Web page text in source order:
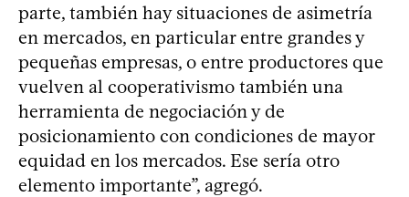
parte, también hay situaciones de asimetría
en mercados, en particular entre grandes y
pequeñas empresas, o entre productores que
vuelven al cooperativismo también una
herramienta de negociación y de
posicionamiento con condiciones de mayor
equidad en los mercados. Ese sería otro
elemento importante”, agregó.